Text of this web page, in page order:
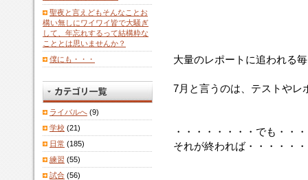
大量のレポートに追われる
7月と言うのは、テストやレ
・・・・・・・・でも・・
それが終われば・・・・・
聖夜と言えどもそんなことお
構い無しにワイワイ皆で大騒ぎ
して、年忘れするって結構粋な
こととは思いませんか？
僕にも・・・
ライバルへ (9)
学校 (21)
日常 (185)
練習 (55)
試合 (56)